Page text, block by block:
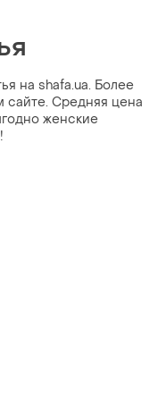
на shafa.ua. Более
сайте. Средняя цена
женские